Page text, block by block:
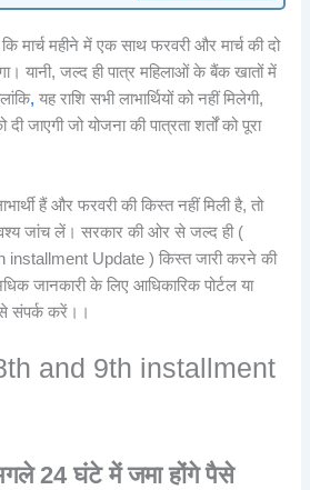
मार्च महीने में एक साथ फरवरी और मार्च की दो
यानी, जल्द ही पात्र महिलाओं के बैंक खातों में
,यह राशि सभी लाभार्थियों को नहीं मिलेगी,
जाएगी जो योजना की पात्रता शर्तों को पूरा
हैं और फरवरी की किस्त नहीं मिली है, तो
जांच लें। सरकार की ओर से जल्द ही (
installment Update ) किस्त जारी करने की
जानकारी के लिए आधिकारिक पोर्टल या
से संपर्क करें।।
and 9th installment
24 घंटे में जमा होंगे पैसे